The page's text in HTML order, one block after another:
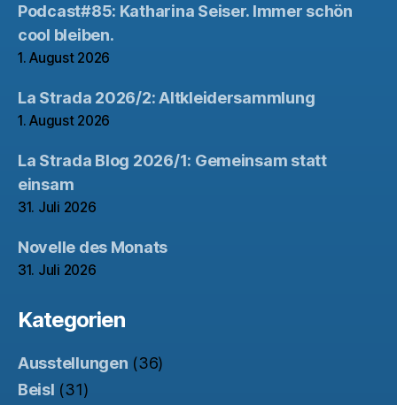
Podcast#85: Katharina Seiser. Immer schön
cool bleiben.
1. August 2026
La Strada 2026/2: Altkleidersammlung
1. August 2026
La Strada Blog 2026/1: Gemeinsam statt
einsam
31. Juli 2026
Novelle des Monats
31. Juli 2026
Kategorien
Ausstellungen (36)
Beisl (31)